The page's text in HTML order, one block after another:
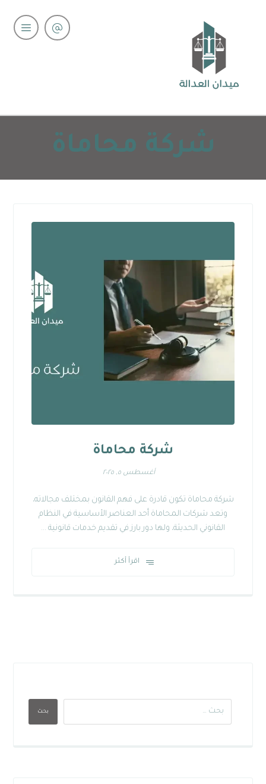
شركة محاماة
شركة محاماة
أغسطس ٥, ٢٠٢٥
شركة محاماة تكون قادرة على فهم القانون بمختلف مجالاته،
وتعد شركات المحاماة أحد العناصر الأساسية في النظام
القانوني الحديثة، ولها دور بارز في تقديم خدمات قانونية ...
اقرأ أكثر
بحث